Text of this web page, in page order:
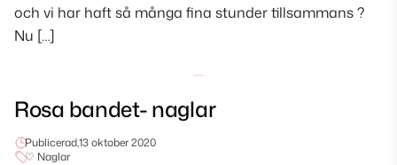
och vi har haft så många fina stunder tillsammans ?
Nu […]
Rosa bandet- naglar
Publicerad,13 oktober 2020
♡ Naglar